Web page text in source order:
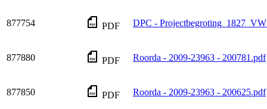
877754 PDF DPC -
877880 PDF Roorda - 2009-23963 - 200781.pdf
877850 PDF Roorda - 2009-23963 - 200625.pdf